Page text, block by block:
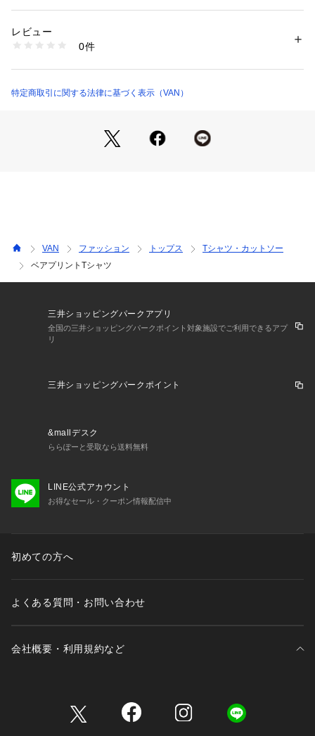
素材：本体：綿100%
1095200000138
レビュー
0件
特定商取引に関する法律に基づく表示（VAN）
VAN ファッション トップス
Tシャツ・カットソー
ベアプリントTシャツ
三井ショッピングパークアプリ
全国の三井ショッピングパークポイント対象施設でご利用できるアプ
リ
三井ショッピングパークポイント
&mallデスク
ららぽーと受取なら送料無料
LINE公式アカウント
お得なセール・クーポン情報配信中
初めての方へ
よくある質問・お問い合わせ
会社概要・利用規約など